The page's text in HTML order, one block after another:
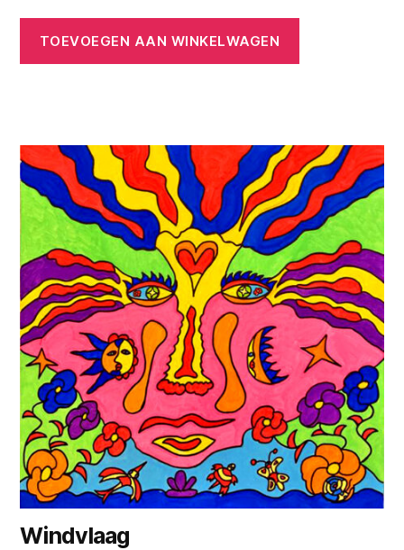
TOEVOEGEN AAN WINKELWAGEN
Windvlaag